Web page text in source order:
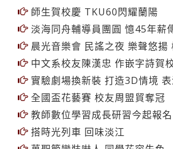
淡卷嘉年華盛大燈場 狂歡60校慶
師生賀校慶 TKU60閃耀蘭陽
淡海同舟輔導員團圓 憶45年薪
晨光音樂會 民謠之夜 樂聲悠揚
中文系校友陳漢忠 作嵌字詩賀
實驗劇場換新裝 打造3D情境 表
全國盃花藝賽 校友周盟貿奪冠
教師數位學習成長研習今起報名